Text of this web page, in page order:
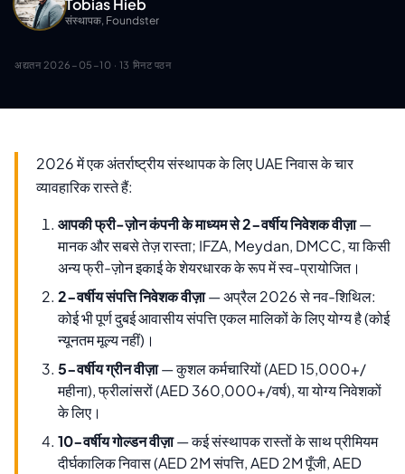
संस्थापक, Foundster
अद्यतन 2026-05-10 · 13 मिनट पठन
2026 में एक अंतर्राष्ट्रीय संस्थापक के लिए UAE निवास के चार
व्यावहारिक रास्ते हैं:
आपकी फ्री-ज़ोन कंपनी के माध्यम से 2-वर्षीय निवेशक वीज़ा—
मानक और सबसे तेज़ रास्ता; IFZA, Meydan, DMCC, या किसी
अन्य फ्री-ज़ोन इकाई के शेयरधारक के रूप में स्व-प्रायोजित।
2-वर्षीय संपत्ति निवेशक वीज़ा— अप्रैल 2026 से नव-शिथिल:
कोई भी पूर्ण दुबई आवासीय संपत्ति एकल मालिकों के लिए योग्य है (कोई
न्यूनतम मूल्य नहीं)।
5-वर्षीय ग्रीन वीज़ा— कुशल कर्मचारियों (AED 15,000+/
महीना), फ्रीलांसरों (AED 360,000+/वर्ष), या योग्य निवेशकों
के लिए।
10-वर्षीय गोल्डन वीज़ा— कई संस्थापक रास्तों के साथ प्रीमियम
दीर्घकालिक निवास (AED 2M संपत्ति, AED 2M पूँजी, AED